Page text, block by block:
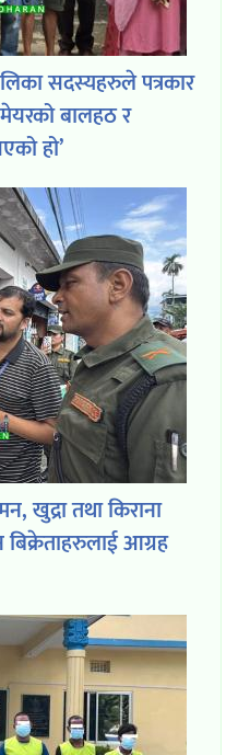
सदस्यहरुले पत्रकार
बालहठ र
हो’
खुद्रा तथा किराना
आग्रह